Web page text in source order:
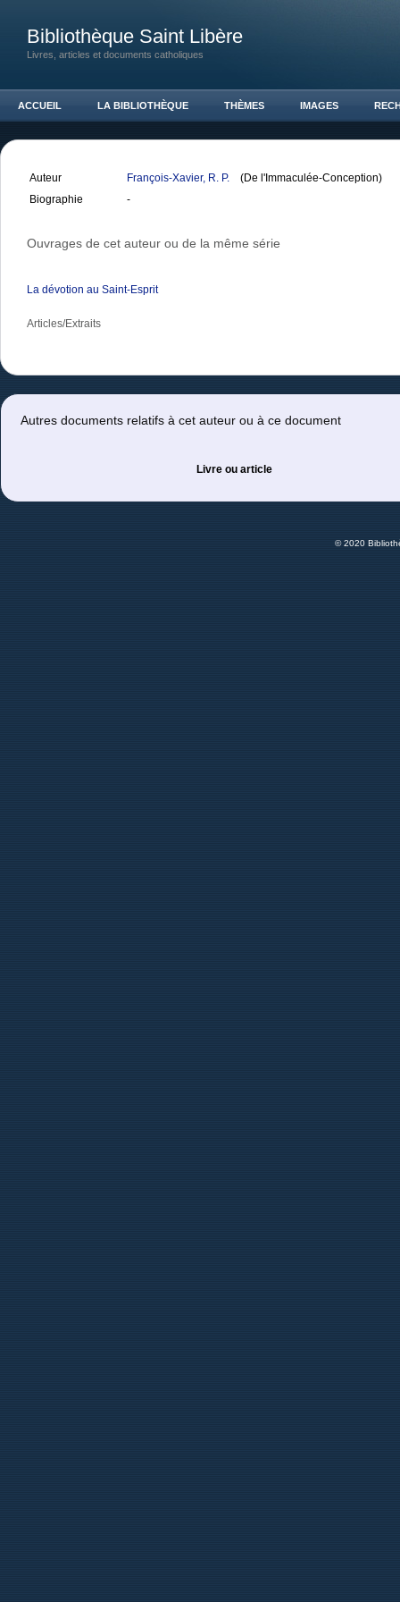
Bibliothèque Saint Libère
Livres, articles et documents catholiques
ACCUEIL LA BIBLIOTHÈQUE THÈMES IMAGES
Auteur François-Xavier, R. P.
(De l'Immaculée-Conception)
Biographie
-
Ouvrages de cet auteur ou de la même série
La dévotion au Saint-Esprit
Articles/Extraits
Autres documents relatifs à cet auteur ou à ce document
Livre ou article
© 2020